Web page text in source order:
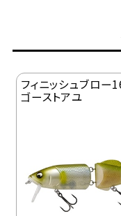
フィニッシュブロー
ゴーストアユ